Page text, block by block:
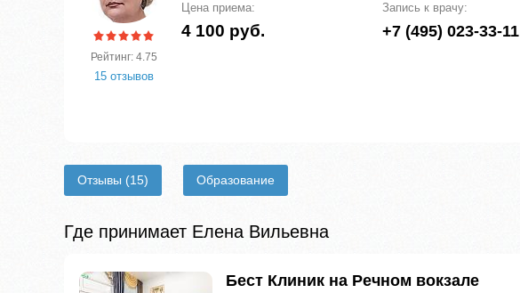
Рейтинг: 4.75
15 отзывов
Цена приема:
4 100 руб.
Запись к врачу:
+7 (495) 023-33-11
Отзывы (15) Образование
Где принимает Елена Вильевна
Бест Клиник на Речном вокзале